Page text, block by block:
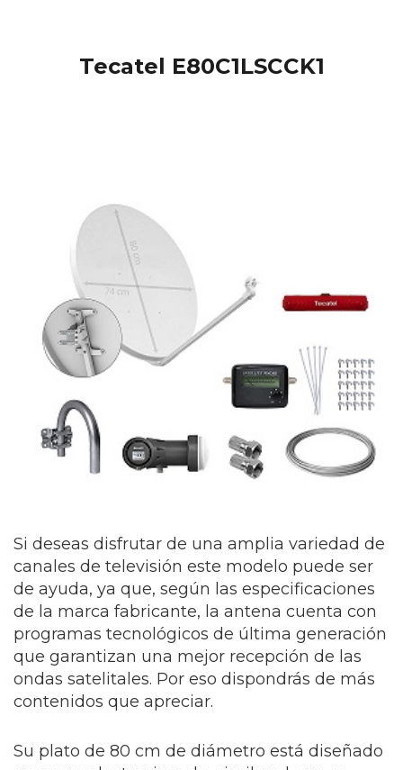
Tecatel E80C1LSCCK1
Si deseas disfrutar de una amplia variedad de
canales de televisión este modelo puede ser
de ayuda, ya que, según las especificaciones
de la marca fabricante, la antena cuenta con
programas tecnológicos de última generación
que garantizan una mejor recepción de las
ondas satelitales. Por eso dispondrás de más
contenidos que apreciar.
Su plato de 80 cm de diámetro está diseñado